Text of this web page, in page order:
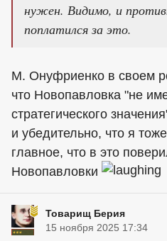
нужен. Видимо, и
поплатился за это.
М. Онуфриенко в своем
что Новопавловка "не
стратегического
и убедительно, что я
главное, что в это
Новопавловки
Товарищ Берия
15 ноября 2025 17:34